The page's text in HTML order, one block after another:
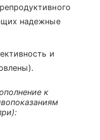
надежные
и
к